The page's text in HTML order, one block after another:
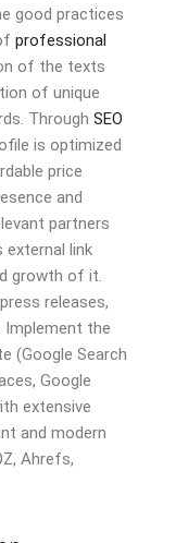
good practices
professional
of the texts
of unique
Through SEO
is optimized
price
and
partners
external link
growth of it.
releases,
Implement the
(Google Search
Google
extensive
and modern
Ahrefs,